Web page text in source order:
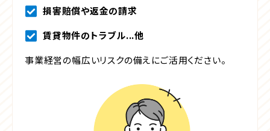
損害賠償や返金の請求
賃貸物件のトラブル...他
事業経営の幅広いリスクの備えにご活用ください。